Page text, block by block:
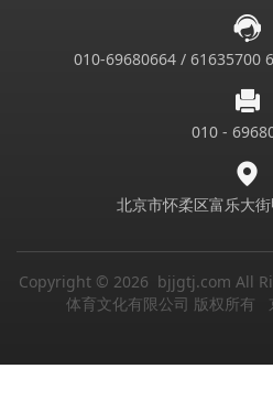
010-69680664 / 61635700
010 -
北京市怀柔区富乐大
Copyright © 2026 bjjgtj.com All
体育文化有限公司 版权所有